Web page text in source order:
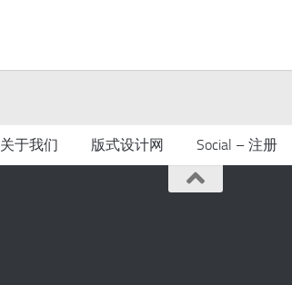
关于我们 版式设计网 Social – 注册